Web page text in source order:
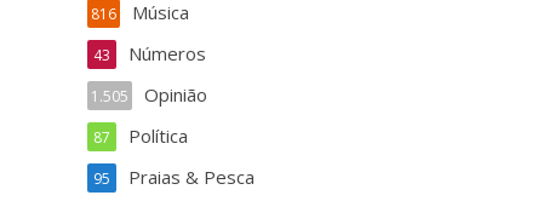
Música
816
Números
43
Opinião
1.505
Política
87
Praias & Pesca
95